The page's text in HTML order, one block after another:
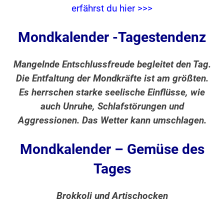
erfährst du hier >>>
Mondkalender -Tagestendenz
Mangelnde Entschlussfreude begleitet den Tag.
Die Entfaltung der Mondkräfte ist am größten.
Es herrschen starke seelische Einflüsse, wie
auch Unruhe, Schlafstörungen und
Aggressionen. Das Wetter kann umschlagen.
Mondkalender – Gemüse des
Tages
Brokkoli und Artischocken